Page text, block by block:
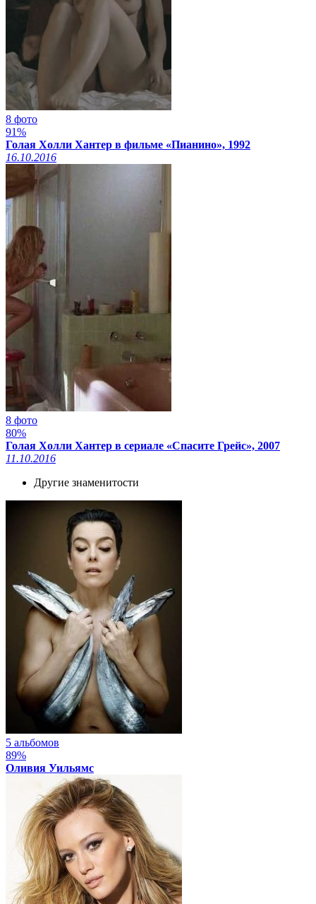
8 фото
91%
Голая Холли Хантер в фильме «Пианино», 1992
16.10.2016
8 фото
80%
Голая Холли Хантер в сериале «Спасите Грейс», 2007
11.10.2016
Другие знаменитости
5 альбомов
89%
Оливия Уильямс